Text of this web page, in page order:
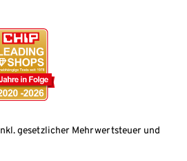
gesetzlicher Mehrwertsteuer und